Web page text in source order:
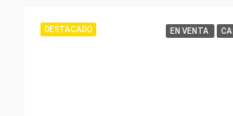
DESTACADO EN VENTA